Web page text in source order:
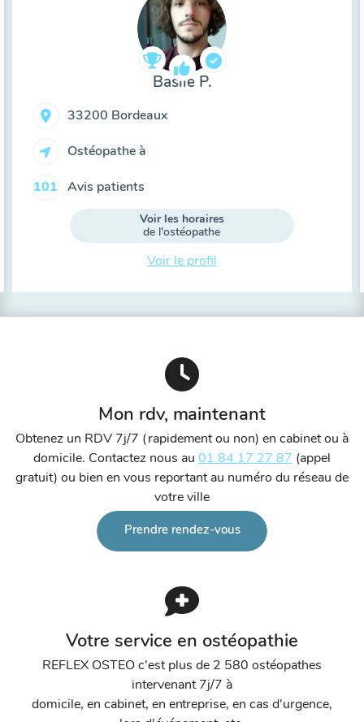
Basile P.
33200 Bordeaux
Ostéopathe à
101 Avis patients
Voir les horaires
de l'ostéopathe
Voir le profil
Mon rdv, maintenant
Obtenez un RDV 7j/7 (rapidement ou non) en cabinet ou à
domicile. Contactez nous au 01 84 17 27 87 (appel
gratuit) ou bien en vous reportant au numéro du réseau de
votre ville
Prendre rendez-vous
Votre service en ostéopathie
REFLEX OSTEO c'est plus de 2 580 ostéopathes
intervenant 7j/7 à
domicile, en cabinet, en entreprise, en cas d'urgence,